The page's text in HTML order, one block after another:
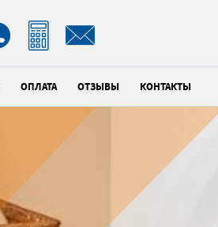
ОПЛАТА ОТЗЫВЫ КОНТАКТЫ